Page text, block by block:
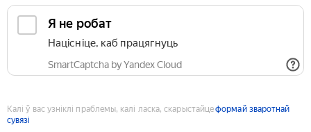
Я не робат
Націсніце, каб працягнуць
SmartCaptcha by Yandex Cloud
Калі ў вас узніклі праблемы, калі ласка, скарыстайцеформай зваротнай
сувязі